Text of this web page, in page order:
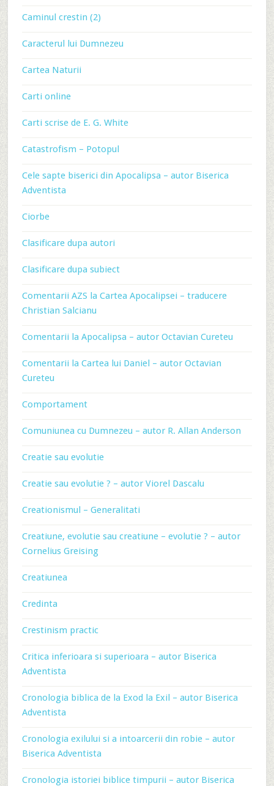
Caminul crestin (2)
Caracterul lui Dumnezeu
Cartea Naturii
Carti online
Carti scrise de E. G. White
Catastrofism – Potopul
Cele sapte biserici din Apocalipsa – autor Biserica
Adventista
Ciorbe
Clasificare dupa autori
Clasificare dupa subiect
Comentarii AZS la Cartea Apocalipsei – traducere
Christian Salcianu
Comentarii la Apocalipsa – autor Octavian Cureteu
Comentarii la Cartea lui Daniel – autor Octavian
Cureteu
Comportament
Comuniunea cu Dumnezeu – autor R. Allan Anderson
Creatie sau evolutie
Creatie sau evolutie ? – autor Viorel Dascalu
Creationismul – Generalitati
Creatiune, evolutie sau creatiune – evolutie ? – autor
Cornelius Greising
Creatiunea
Credinta
Crestinism practic
Critica inferioara si superioara – autor Biserica
Adventista
Cronologia biblica de la Exod la Exil – autor Biserica
Adventista
Cronologia exilului si a intoarcerii din robie – autor
Biserica Adventista
Cronologia istoriei biblice timpurii – autor Biserica